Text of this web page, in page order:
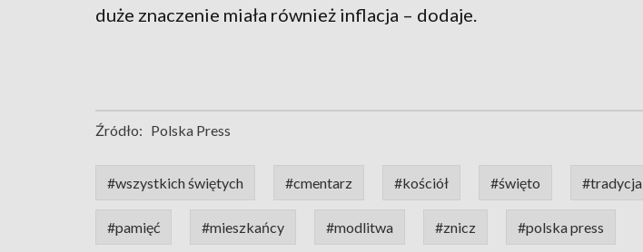
duże znaczenie miała również inflacja – dodaje.
Źródło: Polska Press
#wszystkich świętych #cmentarz #kościół #święto #tradycja
#pamięć #mieszkańcy #modlitwa #znicz #polska press